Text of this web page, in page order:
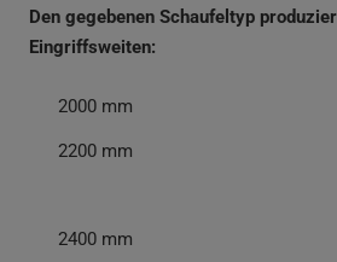
Den gegebenen Schaufeltyp
Eingriffsweiten:
2000 mm
2200 mm
2400 mm